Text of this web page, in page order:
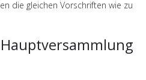
die gleichen Vorschriften wie zu